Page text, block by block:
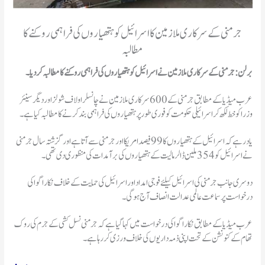
جرمنی کے سرکاری ملازمین کا اسرائیل کو ہتھیاروں کی فراہمی روکنے کا
مطالبہ
برلن: جرمنی کے سرکاری ملازمین نے اسرائیل کو ہتھیاروں کی فراہمی روکنے کا مطالبہ کر دیا۔
عرب میڈیا کے مطابق جرمنی کے 600 سرکاری ملازمین نے چانسلر اولاف شولز اور دیگر سینئر
وزرا کو خط لکھ کر اسرائیلی حکومت کو فوری طور پر ہتھیاروں کی فراہمی بند کرنے کا مطالبہ کیا ہے۔
یاد رہے کہ اسرائیل کے ہتھیاروں کا 99 فیصد امریکا اور جرمنی سے آتا ہے اور گزشتہ سال جرمنی
نے اسرائیل کو 354 ملین ڈالر مالیت کے ہتھیاروں کی برآمدات کی منظوری دی تھی۔
دوسری جانب جرمنی کی اسرائیل کیلئے فوجی امداد اور اسرائیل کی حمایت کے خلاف نکاراگوا کی
درخواست پر سماعت عالمی عدالت انصاف آج ہو گی۔
عرب میڈیا کے مطابق نکارا گوا کی درخواست میں کہا گیا ہے کہ جرمنی نسل کشی کے جرم کی روک
تھام کے کنونشن کے تحت اپنی ذمہ داریوں کی خلاف ورزی کر رہا ہے۔